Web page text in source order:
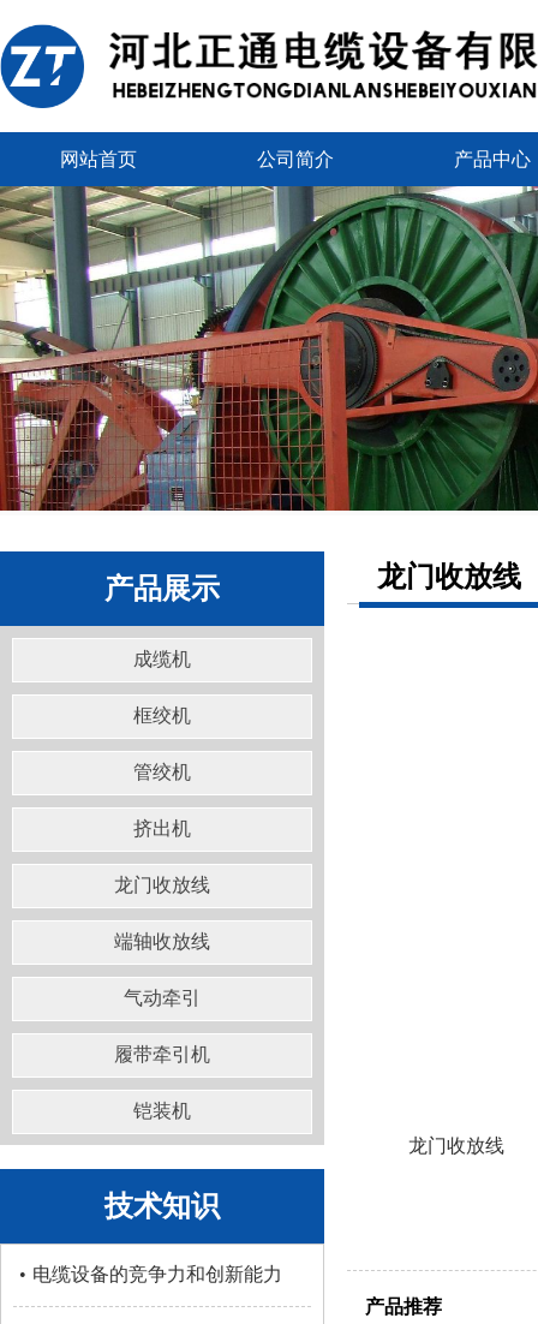
网站首页 公司简介 产品中心
产品展示
成缆机
框绞机
管绞机
挤出机
龙门收放线
端轴收放线
气动牵引
履带牵引机
铠装机
技术知识
• 电缆设备的竞争力和创新能力
龙门收放线
龙门收放线
产品推荐